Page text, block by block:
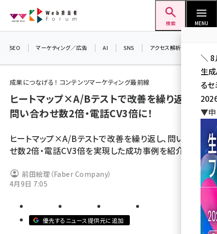
ン
検索 MENU
seo (3536)
youtube (2444)
セミナー (2313)
meo (1279)
SEO マーケティング／広告 AI SNS アクセス解析／データ分析
成果につなげる！ コンテンツマーケティング最前線
ヒートマップ×A/Bテストで改善を繰り返し、
問い合わせ数2倍・電話CV3倍に！
ヒートマップ×A/Bテストで改善を繰り返し、問い合わ
せ数2倍・電話CV3倍を実現した成功事例を紹介する。
前田絵理（Faber Company）
4月9日 7:05
優先するニュース提供元に追加
＼ 8
生
る
▼申